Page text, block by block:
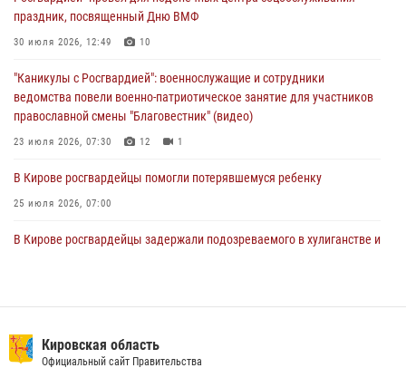
В Кирове росгвардейцы задержали подозреваемого в краже из
магазина
праздник, посвященный Дню ВМФ
30 июля 2026, 12:49 10
"Каникулы с Росгвардией": военнослужащие и сотрудники
ведомства повели военно-патриотическое занятие для участников
православной смены "Благовестник" (видео)
23 июля 2026, 07:30 12 1
В Кирове росгвардейцы помогли потерявшемуся ребенку
25 июля 2026, 07:00
В Кирове росгвардейцы задержали подозреваемого в хулиганстве и
вневедомственную охрану и поступления в ведомственные вузы
22 июля 2026, 14:51 1 2
Кировская область
Официальный сайт Правительства